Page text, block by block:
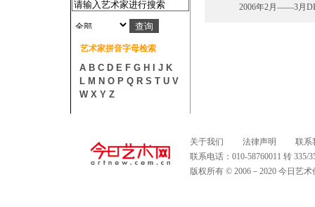
艺术家拼音字母检索
A B C D E F G H J K
L M N O P Q R S T U V
W X Y Z
2006年2月——3月DPD
关于我们 法律声明
联系
联系电话：010-58760011 转
版权所有 © 2006－2020 今日艺